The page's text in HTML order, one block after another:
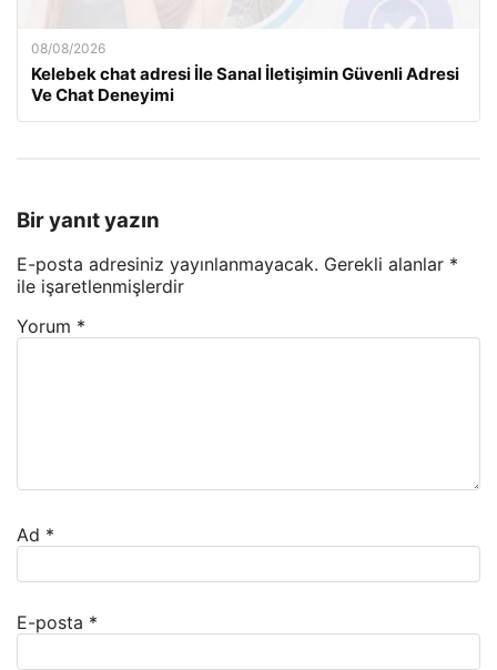
08/08/2026
Kelebek chat adresi İle Sanal İletişimin Güvenli Adresi
Ve Chat Deneyimi
Bir yanıt yazın
E-posta adresiniz yayınlanmayacak. Gerekli alanlar *
ile işaretlenmişlerdir
Yorum *
Ad *
E-posta *